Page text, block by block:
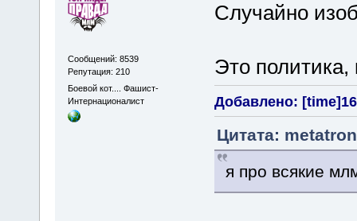
Сообщений: 8539
Репутация: 210
Боевой кот.... Фашист-
Интернационалист
Случайно
Это политика,
Добавлено:
Цитата:
я про всякие